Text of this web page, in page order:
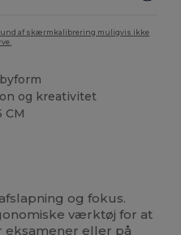
af skærmkalibrering muligvis ikke
og kreativitet
CM
og fokus.
værktøj for at
eller på